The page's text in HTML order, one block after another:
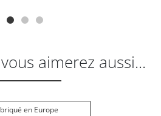
aimerez aussi...
en Europe